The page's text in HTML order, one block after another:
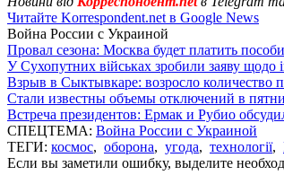
Читайте Korrespondent.net в Google News
Война России с Украиной
Провал сезона: Москва будет платить
У Сухопутних військах зробили заяву щодо
Взрыв в Сыктывкаре: возросло количество
Стали известны объемы отключений в
Встреча президентов: Ермак и Рубио
СПЕЦТЕМА: Война России с Украиной
ТЕГИ: космос, оборона, угода, технології,
Если вы заметили ошибку, выделите